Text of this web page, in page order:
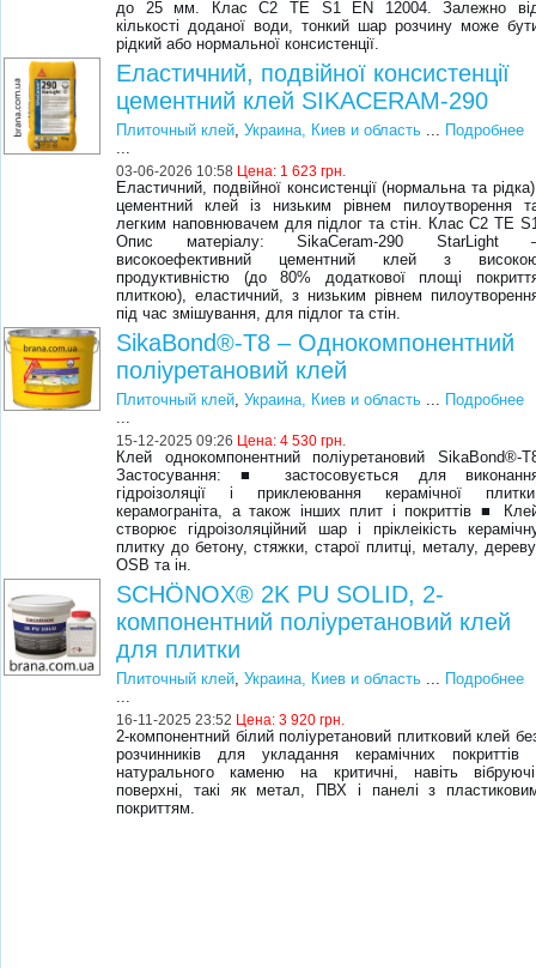
до 25 мм. Клас C2 TE S1 EN 12004. Залежно
кількості доданої води, тонкий шар розчину може
рідкий або нормальної консистенції.
Еластичний, подвійної консистенції
цементний клей SIKACERAM-290
Плиточный клей,Украина, Киев и область ... Подробнее
...
03-06-2026 10:58 Цена: 1 623 грн.
Еластичний, подвійної консистенції (нормальна та
цементний клей із низьким рівнем пилоутворення
легким наповнювачем для підлог та стін. Клас C2 TE
Опис матеріалу: SikaCeram-290 StarLight
високоефективний цементний клей з
продуктивністю (до 80% додаткової площі
плиткою), еластичний, з низьким рівнем
під час змішування, для підлог та стін.
SikaBond®-T8 – Однокомпонентний
поліуретановий клей
Плиточный клей,Украина, Киев и область ... Подробнее
...
15-12-2025 09:26 Цена:4 530 грн.
Клей однокомпонентний поліуретановий SikaBond®-
Застосування: ■ застосовується для
гідроізоляції і приклеювання керамічної
керамограніта, а також інших плит і покриттів ■
створює гідроізоляційний шар і пріклеікість
плитку до бетону, стяжки, старої плитці, металу,
OSB та ін.
SCHÖNOX® 2K PU SOLID, 2-
компонентний поліуретановий клей
для плитки
Плиточный клей,Украина, Киев и область ... Подробнее
...
16-11-2025 23:52 Цена:3 920 грн.
2-компонентний білий поліуретановий плитковий клей
розчинників для укладання керамічних покриттів
натурального каменю на критичні, навіть
поверхні, такі як метал, ПВХ і панелі з
покриттям.